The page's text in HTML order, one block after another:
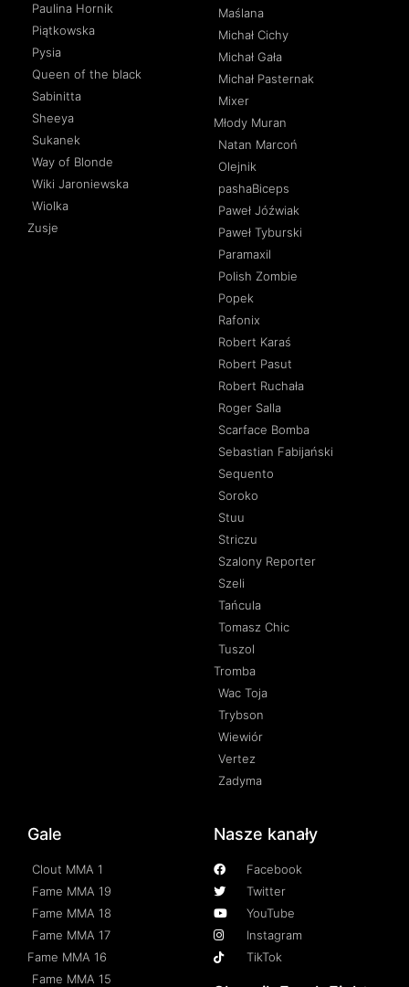
Paulina Hornik
Piątkowska
Pysia
Queen of the black
Sabinitta
Sheeya
Sukanek
Way of Blonde
Wiki Jaroniewska
Wiolka
Zusje
Maślana
Michał Cichy
Michał Gała
Michał Pasternak
Mixer
Młody Muran
Natan Marcoń
Olejnik
pashaBiceps
Paweł Jóźwiak
Paweł Tyburski
Paramaxil
Polish Zombie
Popek
Rafonix
Robert Karaś
Robert Pasut
Robert Ruchała
Roger Salla
Scarface Bomba
Sebastian Fabijański
Sequento
Soroko
Stuu
Striczu
Szalony Reporter
Szeli
Tańcula
Tomasz Chic
Tuszol
Tromba
Wac Toja
Trybson
Wiewiór
Vertez
Zadyma
Gale
Clout MMA 1
Fame MMA 19
Fame MMA 18
Fame MMA 17
Fame MMA 16
Fame MMA 15
Nasze kanały
Facebook
Twitter
YouTube
Instagram
TikTok